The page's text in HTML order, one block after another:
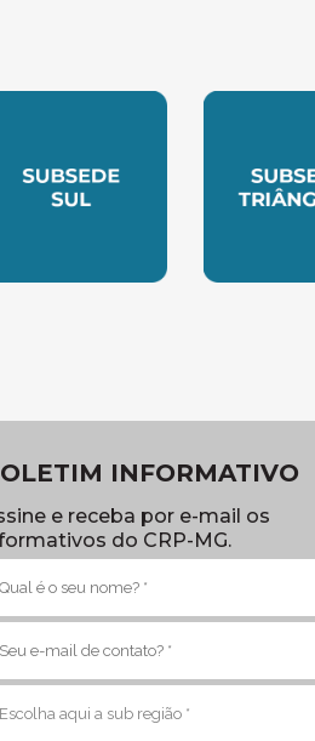
INFORMATIVO
e receba por e-mail os
do CRP-MG.